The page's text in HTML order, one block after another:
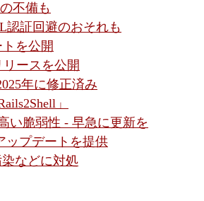
不備も
認証回避のおそれも
を公開
リースを公開
年に修正済み
」
い脆弱性 - 早急に更新を
ップデートを提供
染などに対処